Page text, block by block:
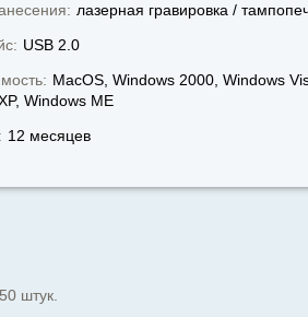
лазерная гравировка /
USB 2.0
MacOS, Windows 2000, Windows
Windows МЕ
12 месяцев
штук.